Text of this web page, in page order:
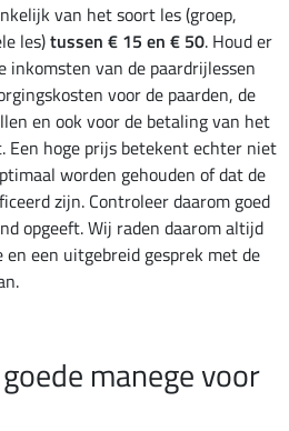
van het soort les (groep,
les)tussen € 15 en € 50. Houd er
inkomsten van de paardrijlessen
voor de paarden, de
en ook voor de betaling van het
Een hoge prijs betekent echter niet
worden gehouden of dat de
zijn. Controleer daarom goed
opgeeft. Wij raden daarom altijd
en een uitgebreid gesprek met de
manege voor